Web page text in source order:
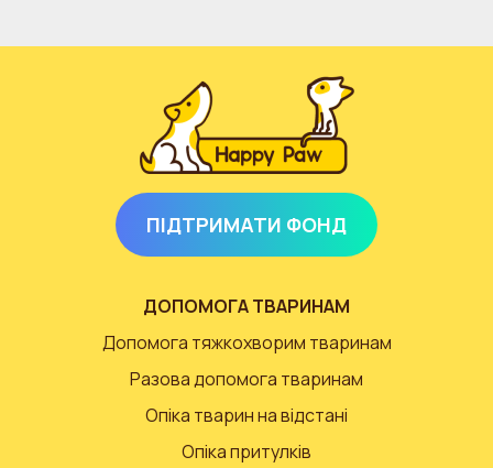
ПІДТРИМАТИ ФОНД
ДОПОМОГА ТВАРИНАМ
Допомога тяжкохворим тваринам
Разова допомога тваринам
Опіка тварин на відстані
Опіка притулків